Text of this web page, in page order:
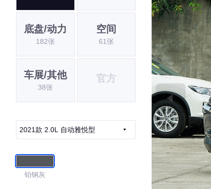
底盘/动力
182张
空间
61张
车展/其他
38张
官方
2021款 2.0L 自动雅悦型
铂钢灰